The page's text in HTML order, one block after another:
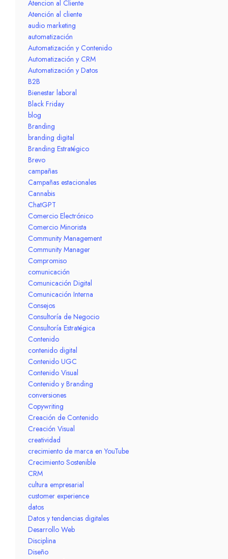
Atencion al Cliente
Atención al cliente
audio marketing
automatización
Automatización y Contenido
Automatización y CRM
Automatización y Datos
B2B
Bienestar laboral
Black Friday
blog
Branding
branding digital
Branding Estratégico
Brevo
campañas
Campañas estacionales
Cannabis
ChatGPT
Comercio Electrónico
Comercio Minorista
Community Management
Community Manager
Compromiso
comunicación
Comunicación Digital
Comunicación Interna
Consejos
Consultoría de Negocio
Consultoría Estratégica
Contenido
contenido digital
Contenido UGC
Contenido Visual
Contenido y Branding
conversiones
Copywriting
Creación de Contenido
Creación Visual
creatividad
crecimiento de marca en YouTube
Crecimiento Sostenible
CRM
cultura empresarial
customer experience
datos
Datos y tendencias digitales
Desarrollo Web
Disciplina
Diseño